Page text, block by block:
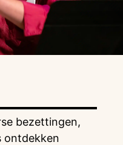
bezettingen,
ontdekken